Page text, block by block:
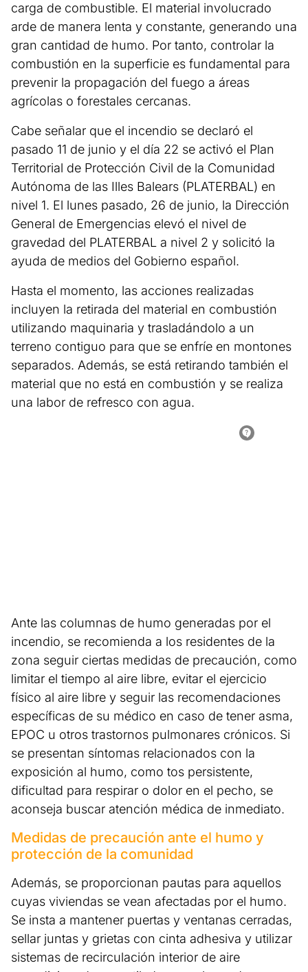
carga de combustible. El material involucrado
arde de manera lenta y constante, generando una
gran cantidad de humo. Por tanto, controlar la
combustión en la superficie es fundamental para
prevenir la propagación del fuego a áreas
agrícolas o forestales cercanas.
Cabe señalar que el incendio se declaró el
pasado 11 de junio y el día 22 se activó el Plan
Territorial de Protección Civil de la Comunidad
Autónoma de las Illes Balears (PLATERBAL) en
nivel 1. El lunes pasado, 26 de junio, la Dirección
General de Emergencias elevó el nivel de
gravedad del PLATERBAL a nivel 2 y solicitó la
ayuda de medios del Gobierno español.
Hasta el momento, las acciones realizadas
incluyen la retirada del material en combustión
utilizando maquinaria y trasladándolo a un
terreno contiguo para que se enfríe en montones
separados. Además, se está retirando también el
material que no está en combustión y se realiza
una labor de refresco con agua.
Ante las columnas de humo generadas por el
incendio, se recomienda a los residentes de la
zona seguir ciertas medidas de precaución, como
limitar el tiempo al aire libre, evitar el ejercicio
físico al aire libre y seguir las recomendaciones
específicas de su médico en caso de tener asma,
EPOC u otros trastornos pulmonares crónicos. Si
se presentan síntomas relacionados con la
exposición al humo, como tos persistente,
dificultad para respirar o dolor en el pecho, se
aconseja buscar atención médica de inmediato.
Medidas de precaución ante el humo y
protección de la comunidad
Además, se proporcionan pautas para aquellos
cuyas viviendas se vean afectadas por el humo.
Se insta a mantener puertas y ventanas cerradas,
sellar juntas y grietas con cinta adhesiva y utilizar
sistemas de recirculación interior de aire